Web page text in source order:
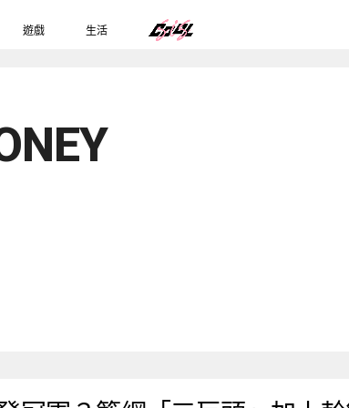
遊戲 生活